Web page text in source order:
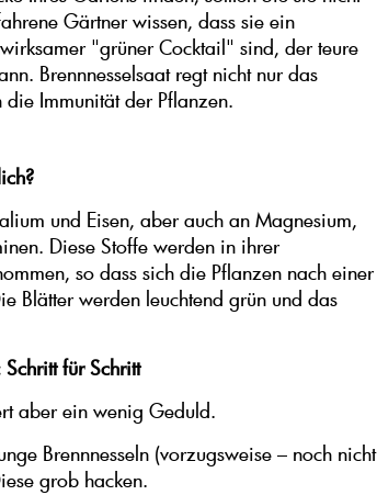
Gärtner wissen, dass sie ein
"grüner Cocktail" sind, der teure
Brennnesselsaat regt nicht nur das
Immunität der Pflanzen.
und Eisen, aber auch an Magnesium,
Diese Stoffe werden in ihrer
so dass sich die Pflanzen nach einer
Blätter werden leuchtend grün und das
für Schritt
aber ein wenig Geduld.
Brennnesseln (vorzugsweise – noch nicht
grob hacken.